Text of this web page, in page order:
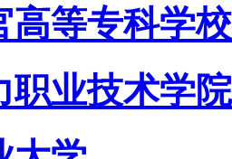
高等专科学校
职业技术学院